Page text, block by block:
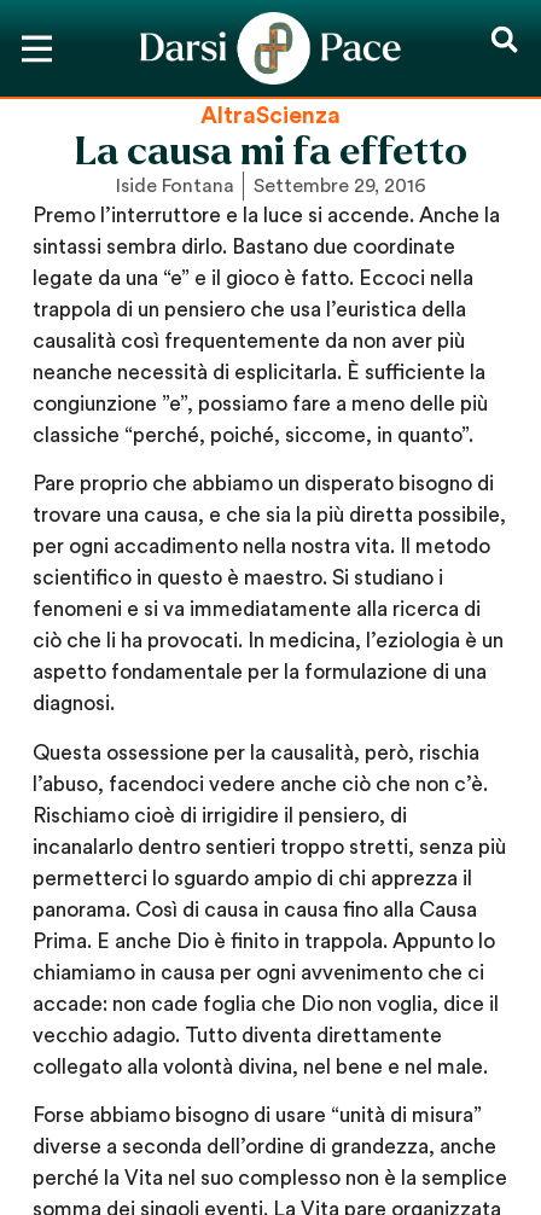
AltraScienza
La causa mi fa effetto
Iside Fontana Settembre 29, 2016
Premo l’interruttore e la luce si accende. Anche la
sintassi sembra dirlo. Bastano due coordinate
legate da una “e” e il gioco è fatto. Eccoci nella
trappola di un pensiero che usa l’euristica della
causalità così frequentemente da non aver più
neanche necessità di esplicitarla. È sufficiente la
congiunzione ”e”, possiamo fare a meno delle più
classiche “perché, poiché, siccome, in quanto”.
Pare proprio che abbiamo un disperato bisogno di
trovare una causa, e che sia la più diretta possibile,
per ogni accadimento nella nostra vita. Il metodo
scientifico in questo è maestro. Si studiano i
fenomeni e si va immediatamente alla ricerca di
ciò che li ha provocati. In medicina, l’eziologia è un
aspetto fondamentale per la formulazione di una
diagnosi.
Questa ossessione per la causalità, però, rischia
l’abuso, facendoci vedere anche ciò che non c’è.
Rischiamo cioè di irrigidire il pensiero, di
incanalarlo dentro sentieri troppo stretti, senza più
permetterci lo sguardo ampio di chi apprezza il
panorama. Così di causa in causa fino alla Causa
Prima. E anche Dio è finito in trappola. Appunto lo
chiamiamo in causa per ogni avvenimento che ci
accade: non cade foglia che Dio non voglia, dice il
vecchio adagio. Tutto diventa direttamente
collegato alla volontà divina, nel bene e nel male.
Forse abbiamo bisogno di usare “unità di misura”
diverse a seconda dell’ordine di grandezza, anche
perché la Vita nel suo complesso non è la semplice
somma dei singoli eventi. La Vita pare organizzata